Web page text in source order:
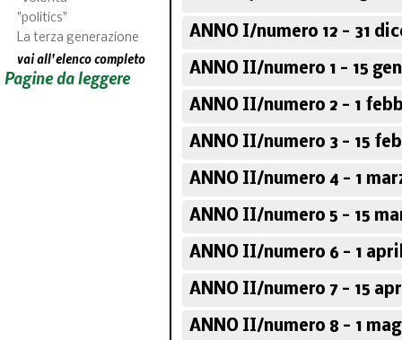
"politics"
La terza generazione
vai all'elenco completo
Pagine da leggere
ANNO I/numero 12 - 31
ANNO II/numero 1 - 15
ANNO II/numero 2 - 1
ANNO II/numero 3 - 15
ANNO II/numero 4 - 1
ANNO II/numero 5 - 15
ANNO II/numero 6 - 1
ANNO II/numero 7 - 15
ANNO II/numero 8 - 1